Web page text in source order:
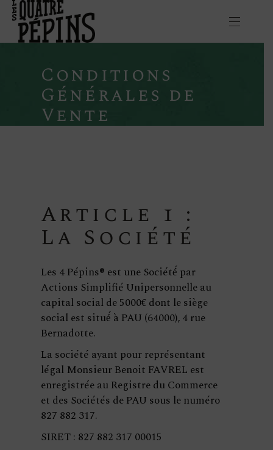
Conditions
Générales de
Vente
Article 1 :
La Société
Les 4 Pépins® est une Société́ par
Actions Simplifié Unipersonnelle au
capital social de 5000€ dont le siège
social est situé́ à PAU (64000), 4 rue
Bernadotte.
La société ayant pour représentant
légal Monsieur Benoit FAVREL est
enregistrée au Registre du Commerce
et des Sociétés de PAU sous le numéro
827 882 317.
SIRET : 827 882 317 00015